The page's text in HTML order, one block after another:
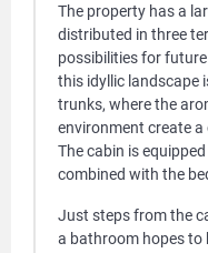
The property has a
distributed in three
possibilities for
this idyllic landscape
trunks, where the
environment create
The cabin is
combined with the
Just steps from the
a bathroom hopes